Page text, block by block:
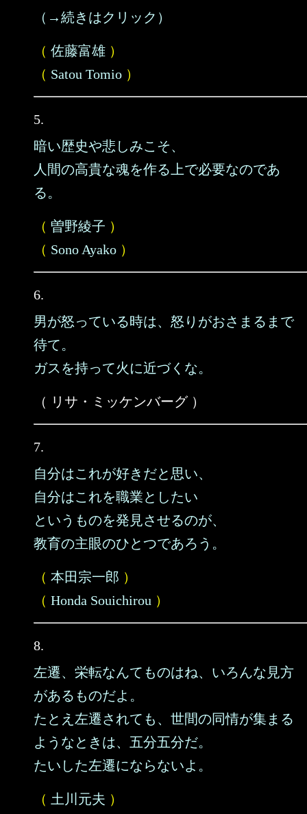
（→続きはクリック）
（ 佐藤富雄 ）
（ Satou Tomio ）
5.
暗い歴史や悲しみこそ、
人間の高貴な魂を作る上で必要なのであ
る。
（ 曽野綾子 ）
（ Sono Ayako ）
6.
男が怒っている時は、怒りがおさまるまで
待て。
ガスを持って火に近づくな。
（ リサ・ミッケンバーグ ）
7.
自分はこれが好きだと思い、
自分はこれを職業としたい
というものを発見させるのが、
教育の主眼のひとつであろう。
（ 本田宗一郎 ）
（ Honda Souichirou ）
8.
左遷、栄転なんてものはね、いろんな見方
があるものだよ。
たとえ左遷されても、世間の同情が集まる
ようなときは、五分五分だ。
たいした左遷にならないよ。
（ 土川元夫 ）